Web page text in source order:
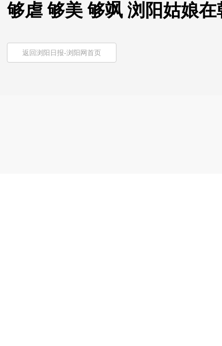
够虐 够美 够飒 浏阳姑娘
返回浏阳日报-浏阳网首页